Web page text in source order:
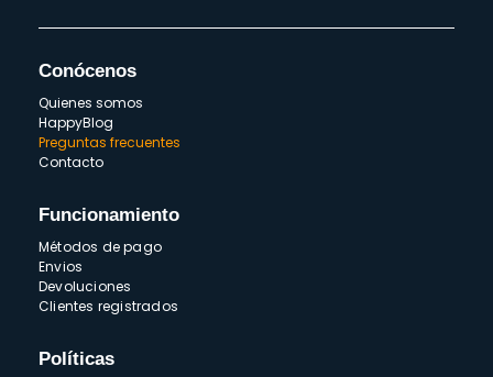
Conócenos
Quienes somos
HappyBlog
Preguntas frecuentes
Contacto
Funcionamiento
Métodos de pago
Envios
Devoluciones
Clientes registrados
Políticas